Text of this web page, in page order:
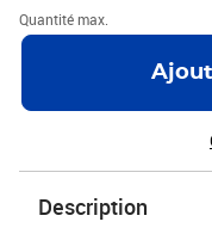
Quantité max.
Description